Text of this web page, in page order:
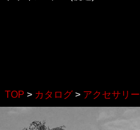
TOP > カタログ > アクセサリー